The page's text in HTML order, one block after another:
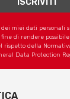
miei dati personali
di rendere
della
Data Protection